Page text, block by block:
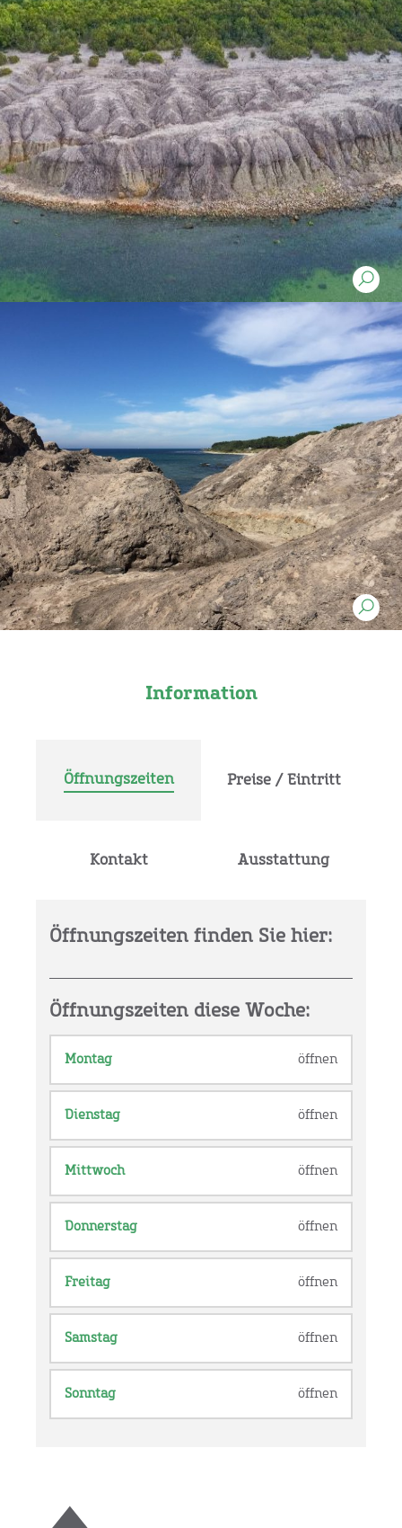
Information
Öffnungszeiten Preise / Eintritt
Kontakt Ausstattung
Öffnungszeiten finden Sie hier:
Öffnungszeiten diese Woche:
Montag öffnen
Dienstag öffnen
Mittwoch öffnen
Donnerstag öffnen
Freitag öffnen
Samstag öffnen
Sonntag öffnen